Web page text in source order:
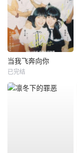
当我飞奔向你
已完结